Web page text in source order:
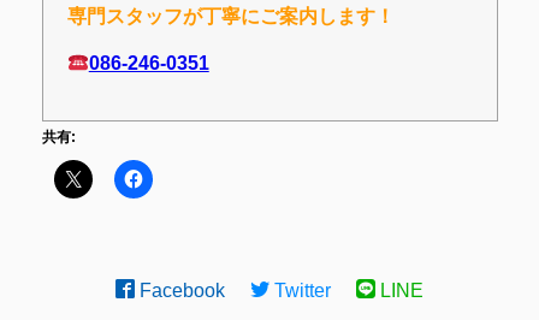
専門スタッフが丁寧にご案内します！
086-246-0351
共有:
Facebook Twitter LINE